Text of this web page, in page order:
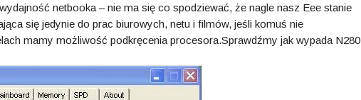
netbooka – nie ma się co spodziewać, że nagle nasz Eee stanie
się jedynie do prac biurowych, netu i filmów, jeśli komuś nie
mamy możliwość podkręcenia procesora.Sprawdźmy jak wypada N280